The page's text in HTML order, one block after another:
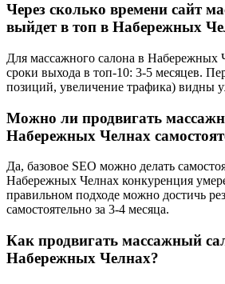
Через сколько времени сайт
выйдет в топ в Набережных
Для массажного салона в Набережных
сроки выхода в топ-10: 3-5 месяцев.
позиций, увеличение трафика) видны
Можно ли продвигать
Набережных Челнах
Да, базовое SEO можно делать
Набережных Челнах конкуренция
правильном подходе можно достичь
самостоятельно за 3-4 месяца.
Как продвигать массажный
Набережных Челнах?